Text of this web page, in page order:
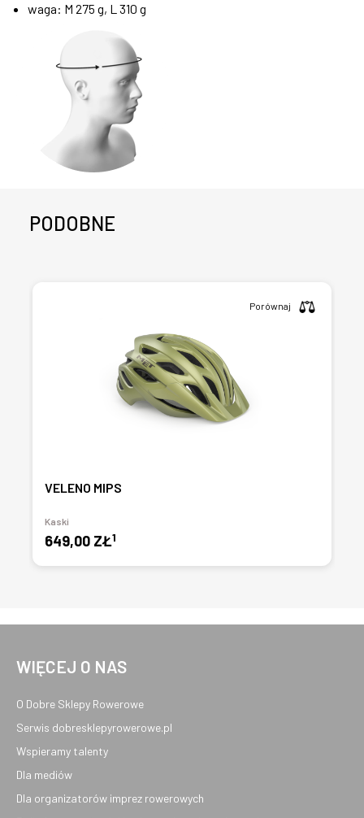
waga: M 275 g, L 310 g
PODOBNE
VELENO MIPS
Kaski
649,00 ZŁ1
Porównaj
WIĘCEJ O NAS
O Dobre Sklepy Rowerowe
Serwis dobresklepyrowerowe.pl
Wspieramy talenty
Dla mediów
Dla organizatorów imprez rowerowych